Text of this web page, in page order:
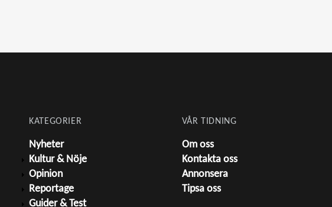
KATEGORIER
Nyheter
Kultur & Nöje
Opinion
Reportage
Guider & Test
VÅR TIDNING
Om oss
Kontakta oss
Annonsera
Tipsa oss